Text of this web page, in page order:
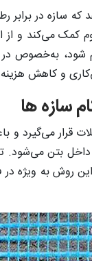
سازه در برابر
کمک
به‌خصوص
و کاهش
سازه ها
می‌گیرد و
داخل بتن
روش به ‌ویژه